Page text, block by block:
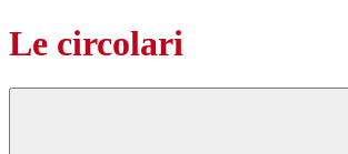
Le circolari